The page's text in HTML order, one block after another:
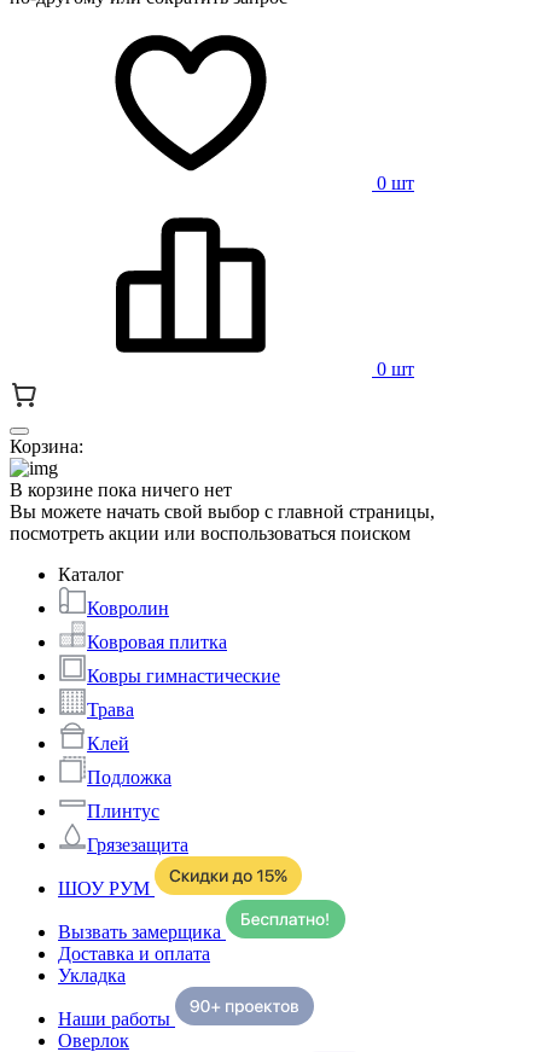
0 шт
0 шт
Корзина:
В корзине пока ничего нет
Вы можете начать свой выбор с главной страницы,
посмотреть акции или воспользоваться поиском
Каталог
Ковролин
Ковровая плитка
Ковры гимнастические
Трава
Клей
Подложка
Плинтус
Грязезащита
ШОУ РУМ
Вызвать замерщика
Доставка и оплата
Укладка
Наши работы
Оверлок